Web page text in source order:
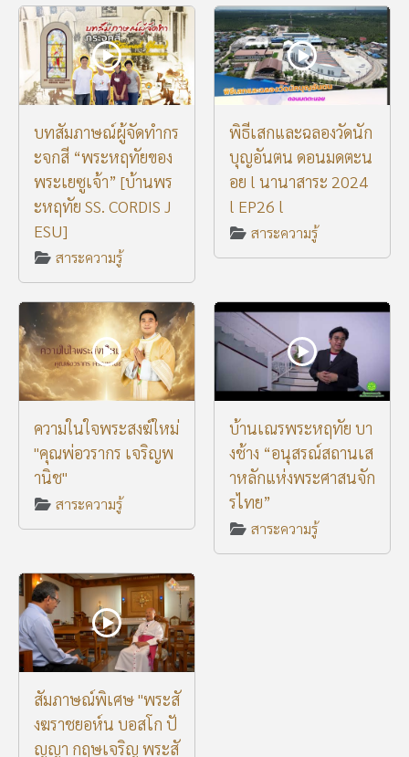
บทสัมภาษณ์ผู้จัดทำกร
ะจกสี “พระหฤทัยของ
พระเยซูเจ้า” [บ้านพร
ะหฤทัย SS. CORDIS J
ESU]
สาระความรู้
พิธีเสกและฉลองวัดนัก
บุญอันตน ดอนมดตะน
อย l นานาสาระ 2024
l EP26 l
สาระความรู้
ความในใจพระสงฆ์ใหม่
"คุณพ่อวรากร เจริญพ
านิช"
สาระความรู้
บ้านเณรพระหฤทัย บา
งช้าง “อนุสรณ์สถานเส
าหลักแห่งพระศาสนจัก
รไทย”
สาระความรู้
สัมภาษณ์พิเศษ "พระสั
งฆราชยอห์น บอสโก ปั
ญญา กฤษเจริญ พระสั